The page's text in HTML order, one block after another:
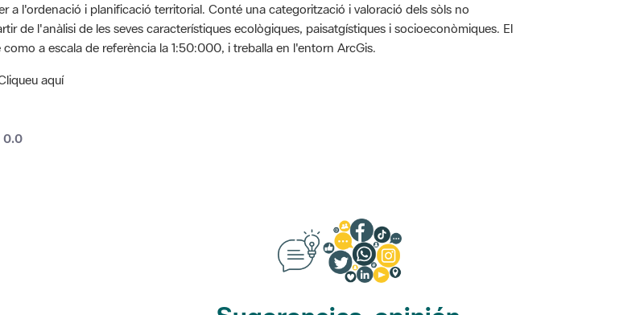
a l'ordenació i planificació territorial. Conté una categorització i valoració dels sòls no
de l'anàlisi de les seves característiques ecològiques, paisatgístiques i socioeconòmiques. El
como a escala de referència la 1:50:000, i treballa en l'entorn ArcGis.
aquí
0.0La valoración media es de 0 estrellas de 5.